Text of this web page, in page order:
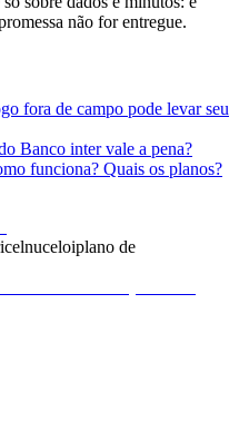
não for entregue.
fora de campo pode levar seu
Banco inter vale a pena?
funciona? Quais os planos?
nuceloiplano de